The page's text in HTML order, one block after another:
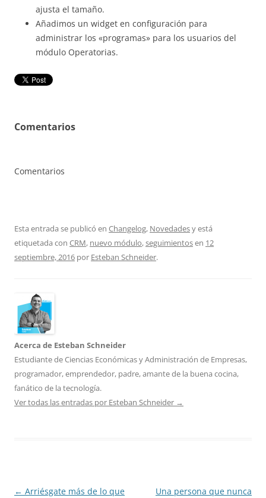
ajusta el tamaño.
Añadimos un widget en configuración para
administrar los «programas» para los usuarios del
módulo Operatorias.
Comentarios
Comentarios
Esta entrada se publicó en Changelog, Novedadesy está
etiquetada con CRM, nuevo módulo,seguimientosen 12
septiembre, 2016 por Esteban Schneider.
Acerca de Esteban Schneider
Estudiante de Ciencias Económicas y Administración de Empresas,
programador, emprendedor, padre, amante de la buena cocina,
fanático de la tecnología.
Ver todas las entradas por Esteban Schneider →
Navegación
← Arriésgate más de lo que
Una persona que nunca